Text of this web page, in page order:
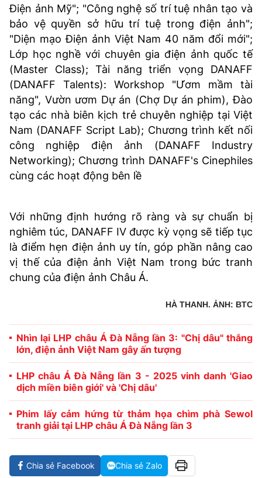
Điện ảnh Mỹ"; "Công nghệ số trí tuệ nhân tạo và
bảo vệ quyền sở hữu trí tuệ trong điện ảnh";
"Diện mạo Điện ảnh Việt Nam 40 năm đổi mới";
Lớp học nghề với chuyên gia điện ảnh quốc tế
(Master Class); Tài năng triển vọng DANAFF
(DANAFF Talents): Workshop "Ươm mầm tài
năng", Vườn ươm Dự án (Chợ Dự án phim), Đào
tạo các nhà biên kịch trẻ chuyên nghiệp tại Việt
Nam (DANAFF Script Lab); Chương trình kết nối
công nghiệp điện ảnh (DANAFF Industry
Networking); Chương trình DANAFF's Cinephiles
cùng các hoạt động bên lề
Với những định hướng rõ ràng và sự chuẩn bị
nghiêm túc, DANAFF IV được kỳ vọng sẽ tiếp tục
là điểm hẹn điện ảnh uy tín, góp phần nâng cao
vị thế của điện ảnh Việt Nam trong bức tranh
chung của điện ảnh Châu Á.
HÀ THANH. ẢNH: BTC
Nhìn lại LHP châu Á Đà Nẵng lần 3: "Chị dâu" thắng
lớn, điện ảnh Việt Nam gây ấn tượng
LHP châu Á Đà Nẵng lần 3 - 2025 vinh danh 'Giao
dịch miền biên giới' và 'Chị dâu'
Phim lấy cảm hứng từ thảm họa chìm phà Sewol
tranh giải tại LHP châu Á Đà Nẵng lần 3
Chia sẻ Facebook Chia sẻ Zalo